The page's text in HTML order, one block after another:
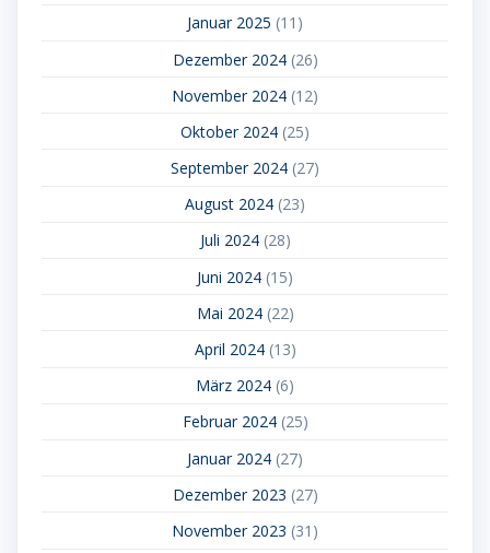
Januar 2025 (11)
Dezember 2024(26)
November 2024 (12)
Oktober 2024 (25)
September 2024 (27)
August 2024 (23)
Juli 2024(28)
Juni 2024 (15)
Mai 2024(22)
April 2024(13)
März 2024 (6)
Februar 2024(25)
Januar 2024 (27)
Dezember 2023 (27)
November 2023 (31)